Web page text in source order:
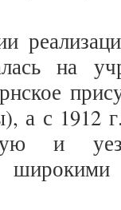
на
а с 1912
и